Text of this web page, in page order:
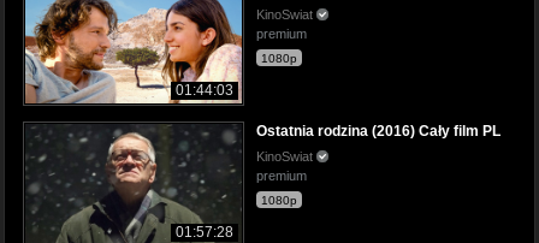
01:44:03
KinoSwiat
premium
1080p
01:57:28
Ostatnia rodzina (2016) Cały film PL
KinoSwiat
premium
1080p